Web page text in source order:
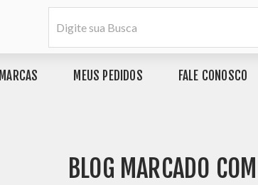
MARCAS MEUS PEDIDOS FALE CONOSCO
BLOG MARCADO